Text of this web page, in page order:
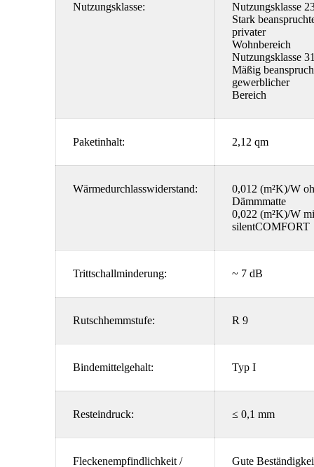
Nutzungsklasse:
Nutzungsklasse
Stark
privater
Wohnbereich
Nutzungsklasse
Mäßig
gewerblicher
Bereich
Paketinhalt: 2,12 qm
Wärmedurchlasswiderstand:
0,012 (m²K)/W
Dämmmatte
0,022 (m²K)/W
silentCOMFORT
Trittschallminderung: ~ 7 dB
Rutschhemmstufe: R 9
Bindemittelgehalt: Typ I
Resteindruck: ≤ 0,1 mm
Fleckenempfindlichkeit / Gute